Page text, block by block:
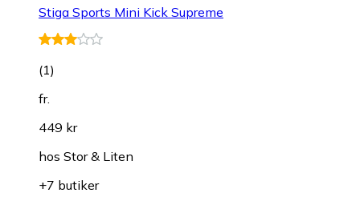
Stiga Sports Mini Kick Supreme
(1)
fr.
449 kr
hos Stor & Liten
+7 butiker